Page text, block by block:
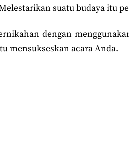
suatu budaya itu
dengan
mensukseskan acara Anda.